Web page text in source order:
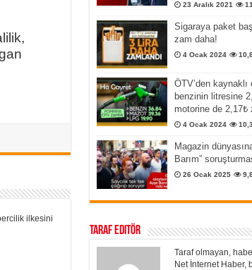
ilkesini
23 Aralık 2021
Sigaraya paket
zam daha!
4 Ocak 2024
ÖTV’den kaynaklı
benzinin litresine
motorine de 2,17₺
4 Ocak 2024
Magazin
Barım”
26 Ocak 2025
Taraf Editör
Taraf olmayan,
Net İnternet Haber,